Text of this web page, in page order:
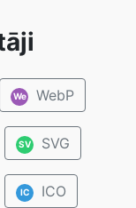
We WebP
SV SVG
IC ICO